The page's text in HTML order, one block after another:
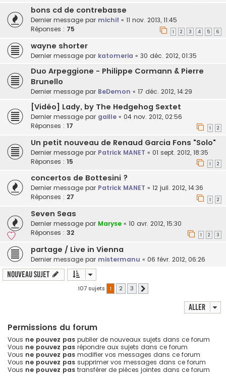
bons cd de contrebasse
Dernier message par michif « 11 nov. 2013, 11:45
Réponses : 75 1 2 3 4 5 6
wayne shorter
Dernier message par katomeria « 30 déc. 2012, 01:35
Duo Arpeggione - Philippe Cormann & Pierre
Brunello
Dernier message par BeDemon « 17 déc. 2012, 14:29
[Vidéo] Lady, by The Hedgehog Sextet
Dernier message par gaille « 04 nov. 2012, 02:56
Réponses : 17 1 2
Un petit nouveau de Renaud Garcia Fons "Solo"
Dernier message par Patrick MANET « 01 sept. 2012, 18:35
Réponses : 15 1 2
concertos de Bottesini ?
Dernier message par Patrick MANET « 12 juil. 2012, 14:36
Réponses : 27 1 2
Seven Seas
Dernier message par Maryse « 10 avr. 2012, 15:30
Réponses : 32 1 2 3
partage / Live in Vienna
Dernier message par mistermanu « 06 févr. 2012, 06:26
Nouveau sujet
107 sujets 1 2 3
Aller
Permissions du forum
Vous ne pouvez pas publier de nouveaux sujets dans ce forum
Vous ne pouvez pas répondre aux sujets dans ce forum
Vous ne pouvez pas modifier vos messages dans ce forum
Vous ne pouvez pas supprimer vos messages dans ce forum
Vous ne pouvez pas transférer de pièces jointes dans ce forum